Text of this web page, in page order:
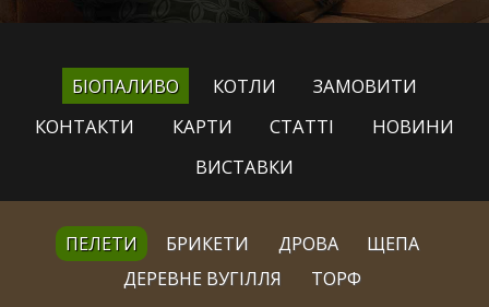
БІОПАЛИВО КОТЛИ
ЗАМОВИТИ
КОНТАКТИ
КАРТИ СТАТТІ
НОВИНИ
ВИСТАВКИ
ПЕЛЕТИ БРИКЕТИ ДРОВА
ЩЕПА
ДЕРЕВНЕ ВУГІЛЛЯ
ТОРФ